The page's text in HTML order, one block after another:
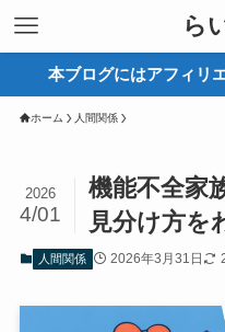
ら
本ブログにはアフィリ
ホーム 人間関係
機能不全家
見分け方を
2026
4/01
人間関係 2026年3月31日